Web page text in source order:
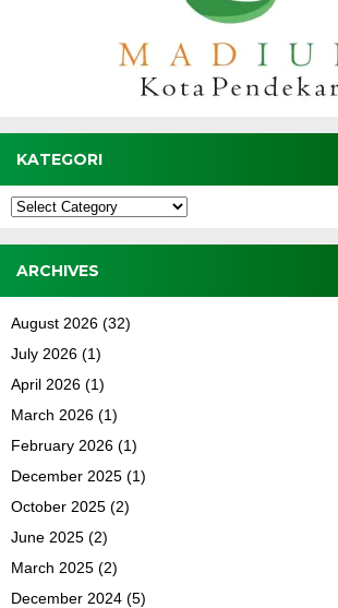
KATEGORI
Kategori
ARCHIVES
August 2026 (32)
July 2026 (1)
April 2026 (1)
March 2026 (1)
February 2026 (1)
December 2025 (1)
October 2025 (2)
June 2025 (2)
March 2025 (2)
December 2024 (5)